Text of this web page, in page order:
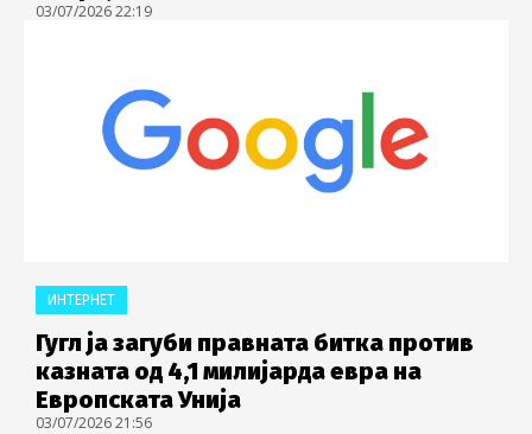
03/07/2026 22:19
ИНТЕРНЕТ
Гугл ја загуби правната битка против
казната од 4,1 милијарда евра на
Европската Унија
03/07/2026 21:56